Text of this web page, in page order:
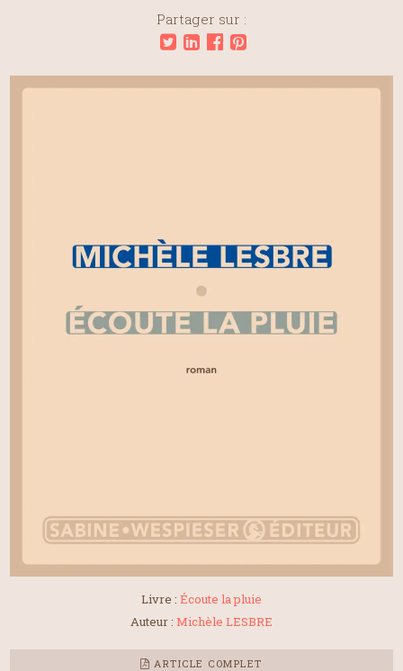
Partager sur :
Livre : Écoute la pluie
Auteur : Michèle LESBRE
ARTICLE COMPLET